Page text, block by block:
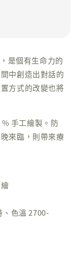
是個有生命力的
中創造出對話的
方式的改變也將
手工繪製。防
來臨，則帶來療
、色溫 2700-